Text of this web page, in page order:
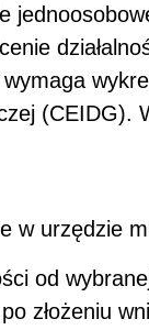
(CEIDG).
w urzędzie
od
złożeniu